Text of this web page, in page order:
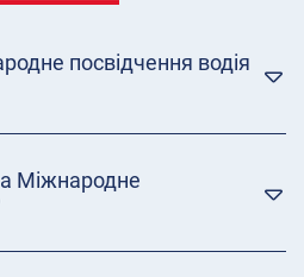
посвідчення водія
Міжнародне